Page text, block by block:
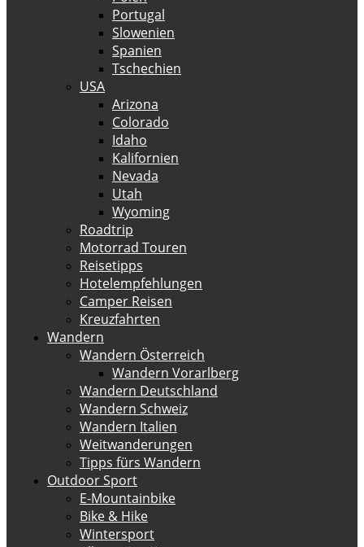
Portugal
Slowenien
Spanien
Tschechien
USA
Arizona
Colorado
Idaho
Kalifornien
Nevada
Utah
Wyoming
Roadtrip
Motorrad Touren
Reisetipps
Hotelempfehlungen
Camper Reisen
Kreuzfahrten
Wandern
Wandern Österreich
Wandern Vorarlberg
Wandern Deutschland
Wandern Schweiz
Wandern Italien
Weitwanderungen
Tipps fürs Wandern
Outdoor Sport
E-Mountainbike
Bike & Hike
Wintersport